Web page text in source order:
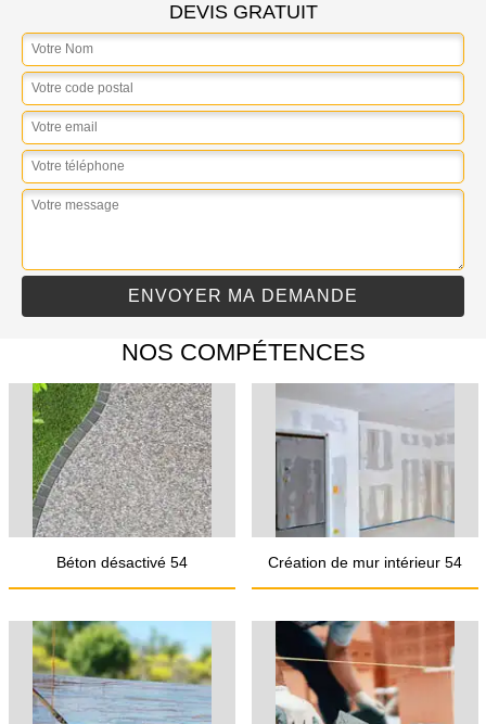
DEVIS GRATUIT
NOS COMPÉTENCES
Béton désactivé 54 Création de mur intérieur 54